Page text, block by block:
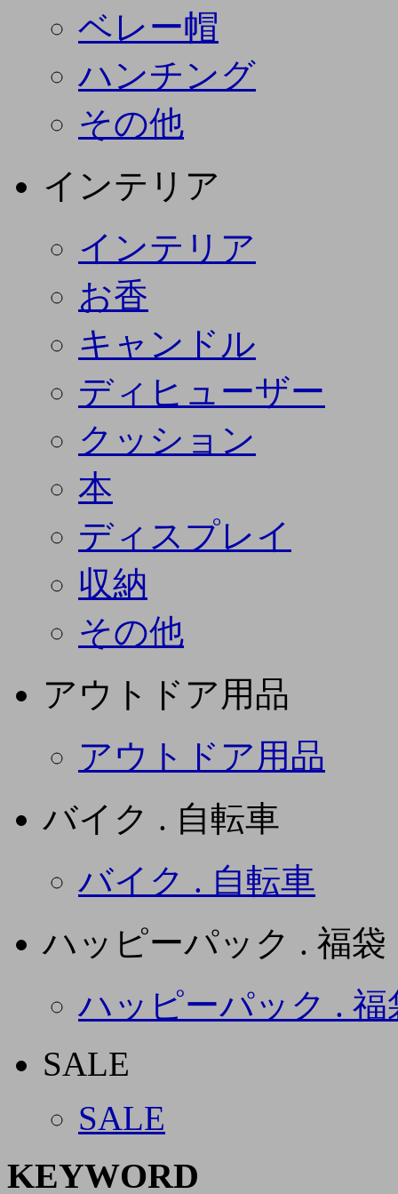
ベレー帽
ハンチング
その他
インテリア
インテリア
お香
キャンドル
ディヒューザー
クッション
本
ディスプレイ
収納
その他
アウトドア用品
アウトドア用品
バイク . 自転車
バイク . 自転車
ハッピーパック . 福袋
ハッピーパック . 福
SALE
SALE
KEYWORD